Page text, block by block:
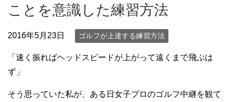
ことを意識した練習方法
2016年5月23日 ゴルフが上達する練習方法
「速く振ればヘッドスピードが上がって遠くまで飛ぶは
ず」
そう思っていた私が、ある日女子プロのゴルフ中継を観て